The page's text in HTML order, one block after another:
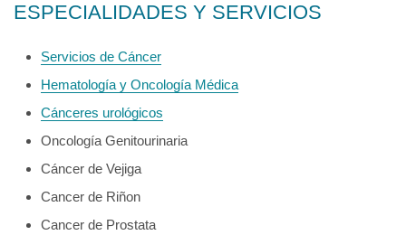
ESPECIALIDADES Y SERVICIOS
Servicios de Cáncer
Hematología y Oncología Médica
Cánceres urológicos
Oncología Genitourinaria
Cáncer de Vejiga
Cancer de Riñon
Cancer de Prostata